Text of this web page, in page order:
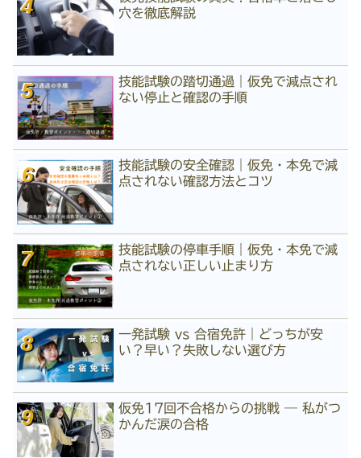
穴を徹底解説
技能試験の踏切通過｜仮免で減点され
ない停止と確認の手順
技能試験の安全確認｜仮免・本免で減
点されない確認方法とコツ
技能試験の停車手順｜仮免・本免で減
点されない正しい止まり方
一発試験 vs 合宿免許｜どっちが安
い？早い？失敗しない選び方
仮免17回不合格からの挑戦 ― 私がつ
かんだ涙の合格